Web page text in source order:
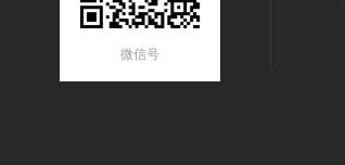
微信号